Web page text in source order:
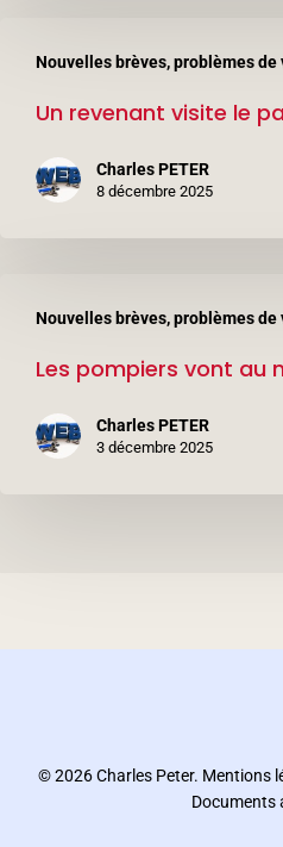
BlumNouvelles brèves, problèmes de
revenant
visite
parking
Un revenant visite le
Charles PETER
8 décembre 2025
Nouvelles brèves, problèmes de
pompiers
vontLes pompiers vont au
Charles PETER
3 décembre 2025
© 2026 Charles Peter. Mentions
Documents